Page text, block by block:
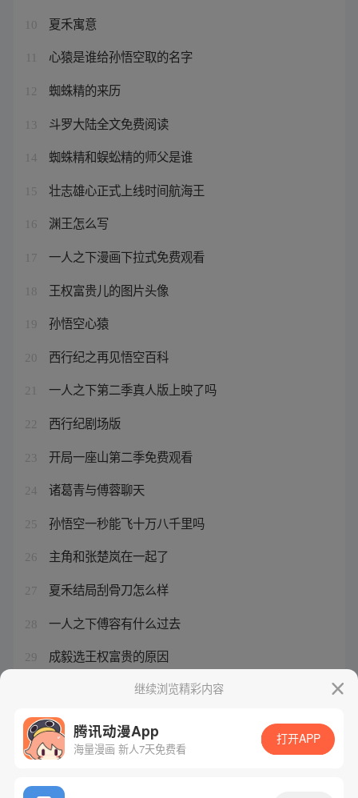
10 夏禾寓意
心猿是谁给孙悟空取的名字
12 蜘蛛精的来历
13 斗罗大陆全文免费阅读
14 蜘蛛精和蜈蚣精的师父是谁
15 壮志雄心正式上线时间航海王
16 渊王怎么写
17 一人之下漫画下拉式免费观看
18 王权富贵儿的图片头像
19 孙悟空心猿
20 西行纪之再见悟空百科
21 一人之下第二季真人版上映了吗
22 西行纪剧场版
23 开局一座山第二季免费观看
24 诸葛青与傅蓉聊天
25 孙悟空一秒能飞十万八千里吗
26 主角和张楚岚在一起了
27 夏禾结局刮骨刀怎么样
28 一人之下傅容有什么过去
29 成毅选王权富贵的原因
继续浏览精彩内容
腾讯动漫App
海量漫画 新人7天免费看
打开APP